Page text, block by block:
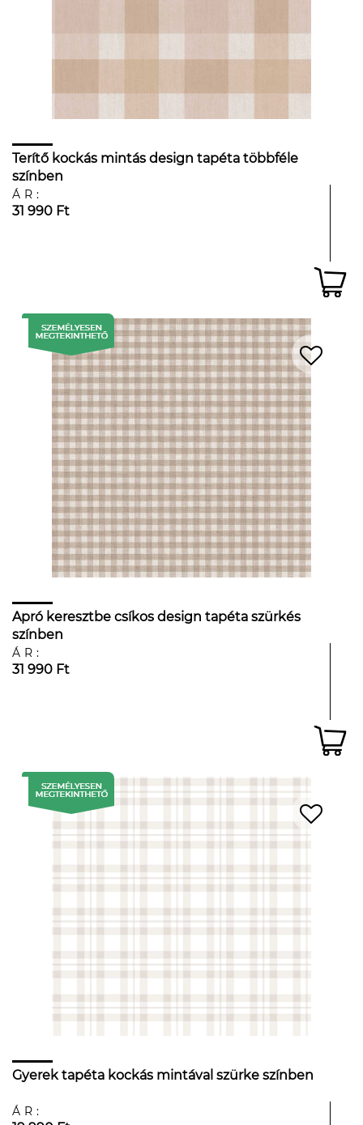
Terítő kockás mintás design tapéta többféle
színben
ÁR:
31 990 Ft
Apró keresztbe csíkos design tapéta szürkés
színben
ÁR:
31 990 Ft
Gyerek tapéta kockás mintával szürke színben
ÁR: